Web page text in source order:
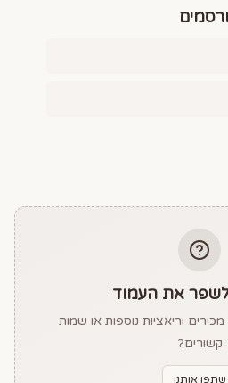
לשפר את העמוד
וריאציות נוספות או שמות
קשורים?
שתפו אותנו